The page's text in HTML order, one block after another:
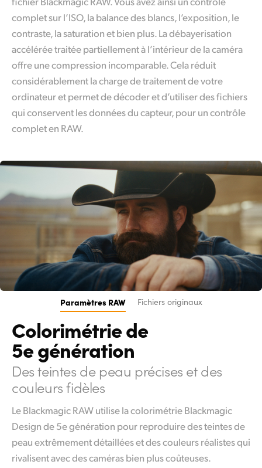
complet sur l’ISO, la balance des blancs, l’exposition, le
contraste, la saturation et bien plus. La débayerisation
accélérée traitée partiellement à l’intérieur de la caméra
offre une compression incomparable. Cela réduit
considérablement la charge de traitement de votre
ordinateur et permet de décoder et d’utiliser des fichiers
qui conservent les données du capteur, pour un contrôle
complet en RAW.
Paramètres RAW Fichiers originaux
Colorimétrie de
5e génération
Des teintes de peau précises et des
couleurs fidèles
Le Blackmagic RAW utilise la colorimétrie Blackmagic
Design de 5e génération pour reproduire des teintes de
peau extrêmement détaillées et des couleurs réalistes qui
rivalisent avec des caméras bien plus coûteuses.